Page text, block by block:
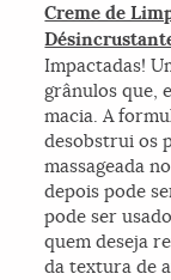
Creme de
Impactadas!
grânulos que,
macia. A
desobstrui os
massageada
depois pode
pode ser
quem deseja
da textura de